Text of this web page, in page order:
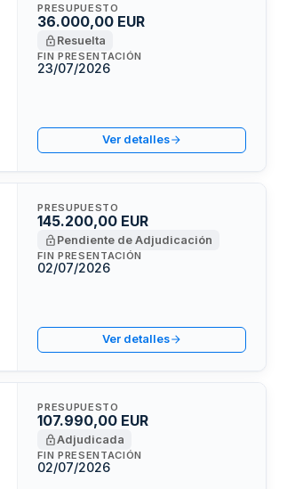
PRESUPUESTO
36.000,00 EUR
Resuelta
FIN PRESENTACIÓN
23/07/2026
Ver detalles
PRESUPUESTO
145.200,00 EUR
Pendiente de Adjudicación
FIN PRESENTACIÓN
02/07/2026
Ver detalles
PRESUPUESTO
107.990,00 EUR
Adjudicada
FIN PRESENTACIÓN
02/07/2026